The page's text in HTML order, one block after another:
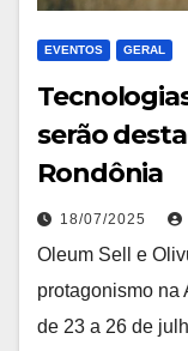
EVENTOS GERAL
serão
Rondônia
18/07/2025
Oleum Sell e
protagonismo na
de 23 a 26 de